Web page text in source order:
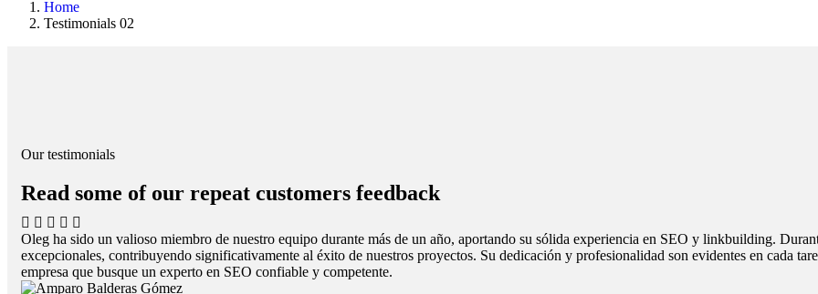
Home
Testimonials 02
Our testimonials
Read some of our repeat customers feedback​
Oleg ha sido un valioso miembro de nuestro equipo durante más de un año, aportando su sólida experiencia en SEO y linkbuilding.
excepcionales, contribuyendo significativamente al éxito de nuestros proyectos. Su dedicación y profesionalidad son evidentes en cada
empresa que busque un experto en SEO confiable y competente.